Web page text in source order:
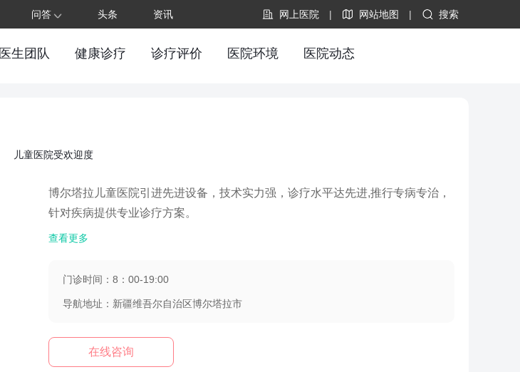
问答 头条 资讯 网上医院 | 网站地图 | 搜索
医生团队 健康诊疗 诊疗评价 医院环境 医院动态
儿童医院受欢迎度
博尔塔拉儿童医院引进先进设备，技术实力强，诊疗水平达先进,推行专病专治，
针对疾病提供专业诊疗方案。‌
查看更多
门诊时间：8：00-19:00
导航地址：新疆维吾尔自治区博尔塔拉市
在线咨询